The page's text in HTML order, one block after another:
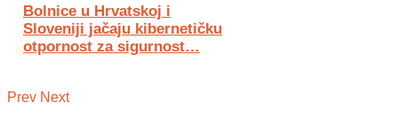
Bolnice u Hrvatskoj i
Sloveniji jačaju kibernetičku
otpornost za sigurnost…
Prev Next